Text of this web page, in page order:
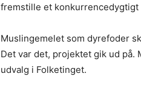
fremstille et
Muslingemelet som dyrefoder
Det var det, projektet gik ud
udvalg i Folketinget.